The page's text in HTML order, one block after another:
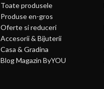
Toate produsele
Produse en-gros
Oferte si reduceri
Accesorii & Bijuterii
Casa & Gradina
Blog Magazin ByYOU